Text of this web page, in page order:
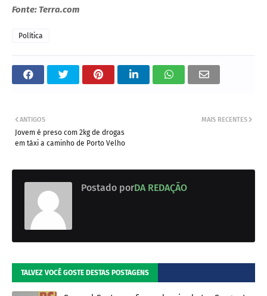
Fonte: Terra.com
Política
MAIS RECENTES
ANTIGOS
Jovem é preso com 2kg de drogas
em táxi a caminho de Porto Velho
Postado porDA REDAÇÃO
TALVEZ VOCÊ GOSTE DESTAS POSTAGENS